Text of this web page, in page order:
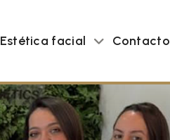
Estética facial Contacto